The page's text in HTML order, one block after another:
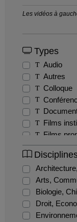
Les vidéos à
Types
Audio
Autres
Colloque
Films
Films
Interview
Relation
Supports
Tutoriels
Arts,
Biologie,
Droit,